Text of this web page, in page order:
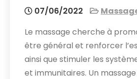
07/06/2022
Le massage cherche à
être général et renforcer
ainsi que stimuler les
et immunitaires. Un